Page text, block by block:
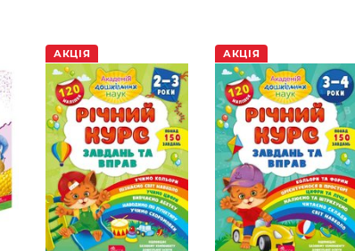
АКЦІЯ АКЦІЯ